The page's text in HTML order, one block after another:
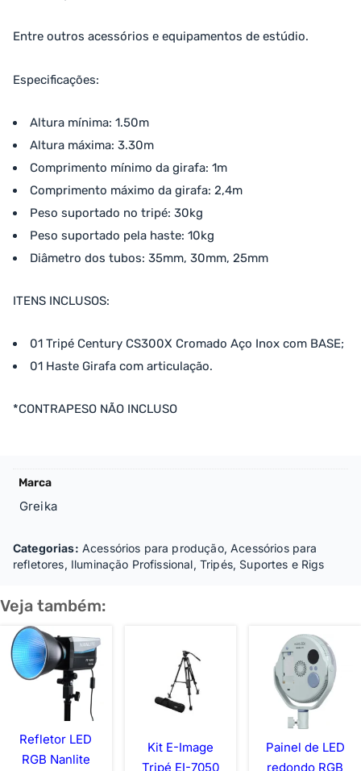
Entre outros acessórios e equipamentos de estúdio.
Especificações:
Altura mínima: 1.50m
Altura máxima: 3.30m
Comprimento mínimo da girafa: 1m
Comprimento máximo da girafa: 2,4m
Peso suportado no tripé: 30kg
Peso suportado pela haste: 10kg
Diâmetro dos tubos: 35mm, 30mm, 25mm
ITENS INCLUSOS:
01 Tripé Century CS300X Cromado Aço Inox com BASE;
01 Haste Girafa com articulação.
*CONTRAPESO NÃO INCLUSO
Marca
Greika
Categorias: Acessórios para produção,Acessórios para
refletores, Iluminação Profissional, Tripés, Suportes e Rigs
Veja também:
Refletor LED
RGB Nanlite
Kit E-Image
Tripé EI-7050
Painel de LED
redondo RGB